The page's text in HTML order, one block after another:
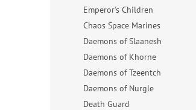
Emperor's Children
Chaos Space Marines
Daemons of Slaanesh
Daemons of Khorne
Daemons of Tzeentch
Daemons of Nurgle
Death Guard